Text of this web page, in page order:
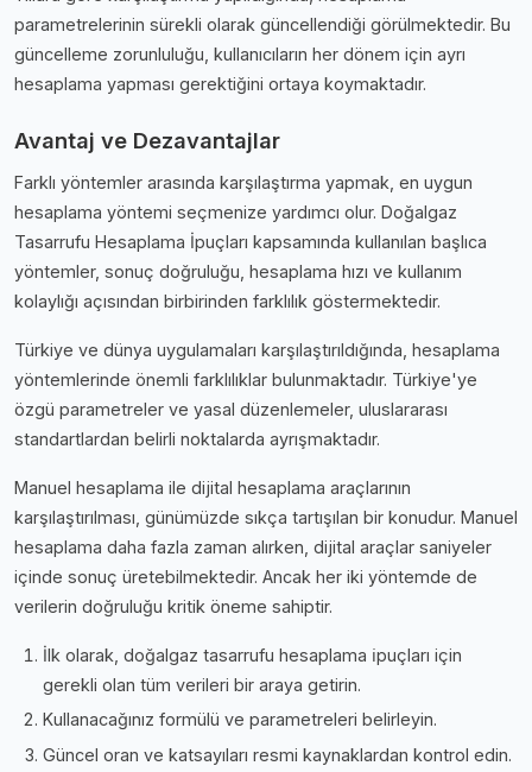
parametrelerinin sürekli olarak güncellendiği görülmektedir. Bu
güncelleme zorunluluğu, kullanıcıların her dönem için ayrı
hesaplama yapması gerektiğini ortaya koymaktadır.
Avantaj ve Dezavantajlar
Farklı yöntemler arasında karşılaştırma yapmak, en uygun
hesaplama yöntemi seçmenize yardımcı olur. Doğalgaz
Tasarrufu Hesaplama İpuçları kapsamında kullanılan başlıca
yöntemler, sonuç doğruluğu, hesaplama hızı ve kullanım
kolaylığı açısından birbirinden farklılık göstermektedir.
Türkiye ve dünya uygulamaları karşılaştırıldığında, hesaplama
yöntemlerinde önemli farklılıklar bulunmaktadır. Türkiye'ye
özgü parametreler ve yasal düzenlemeler, uluslararası
standartlardan belirli noktalarda ayrışmaktadır.
Manuel hesaplama ile dijital hesaplama araçlarının
karşılaştırılması, günümüzde sıkça tartışılan bir konudur. Manuel
hesaplama daha fazla zaman alırken, dijital araçlar saniyeler
içinde sonuç üretebilmektedir. Ancak her iki yöntemde de
verilerin doğruluğu kritik öneme sahiptir.
İlk olarak, doğalgaz tasarrufu hesaplama i̇puçları için
gerekli olan tüm verileri bir araya getirin.
Kullanacağınız formülü ve parametreleri belirleyin.
Güncel oran ve katsayıları resmi kaynaklardan kontrol edin.